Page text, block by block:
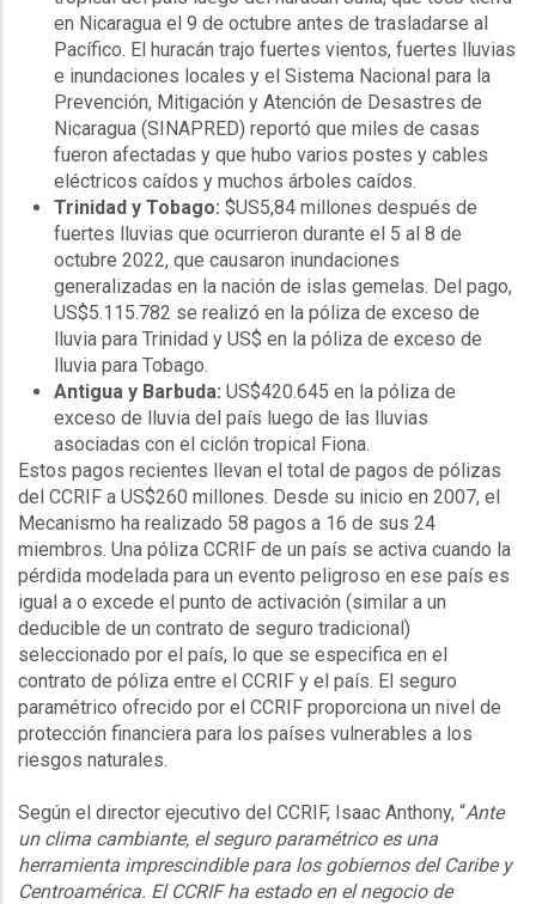
en Nicaragua el 9 de octubre antes de trasladarse al
Pacífico. El huracán trajo fuertes vientos, fuertes lluvias
e inundaciones locales y el Sistema Nacional para la
Prevención, Mitigación y Atención de Desastres de
Nicaragua (SINAPRED) reportó que miles de casas
fueron afectadas y que hubo varios postes y cables
eléctricos caídos y muchos árboles caídos.
Trinidad y Tobago: $US5,84 millones después de
fuertes lluvias que ocurrieron durante el 5 al 8 de
octubre 2022, que causaron inundaciones
generalizadas en la nación de islas gemelas. Del pago,
US$5.115.782 se realizó en la póliza de exceso de
lluvia para Trinidad y US$ en la póliza de exceso de
lluvia para Tobago.
Antigua y Barbuda: US$420.645 en la póliza de
exceso de lluvia del país luego de las lluvias
asociadas con el ciclón tropical Fiona.
Estos pagos recientes llevan el total de pagos de pólizas
del CCRIF a US$260 millones. Desde su inicio en 2007, el
Mecanismo ha realizado 58 pagos a 16 de sus 24
miembros. Una póliza CCRIF de un país se activa cuando la
pérdida modelada para un evento peligroso en ese país es
igual a o excede el punto de activación (similar a un
deducible de un contrato de seguro tradicional)
seleccionado por el país, lo que se especifica en el
contrato de póliza entre el CCRIF y el país. El seguro
paramétrico ofrecido por el CCRIF proporciona un nivel de
protección financiera para los países vulnerables a los
riesgos naturales.
Según el director ejecutivo del CCRIF, Isaac Anthony, “Ante
un clima cambiante, el seguro paramétrico es una
herramienta imprescindible para los gobiernos del Caribe y
Centroamérica. El CCRIF ha estado en el negocio de